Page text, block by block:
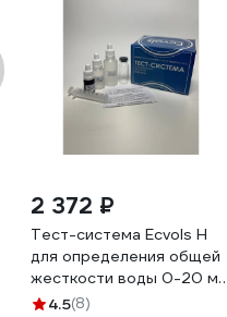
2 372 ₽
Тест-система Ecvols H
для определения общей
жесткости воды 0-20 мг.
экв/л, 50 тестов
4.5(8)